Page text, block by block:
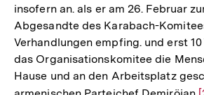
insofern an. als er am 26. Februar
Abgesandte des Karabach-
Verhandlungen empfing. und erst
das Organisationskomitee die
Hause und an den Arbeitsplatz